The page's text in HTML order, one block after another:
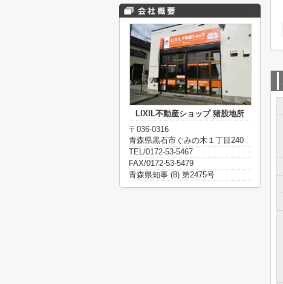
LIXIL不動産ショップ 猪股地所
〒036-0316
青森県黒石市ぐみの木１丁目240
TEL/0172-53-5467
FAX/0172-53-5479
青森県知事 (8) 第2475号